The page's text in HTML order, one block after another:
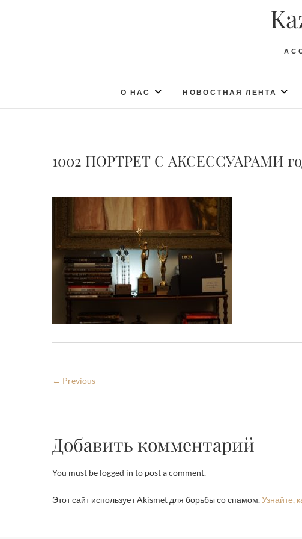
О НАС НОВОСТНАЯ ЛЕНТА
1002 ПОРТРЕТ С АКСЕССУАРАМИ
← Previous
Добавить комментарий
You must be logged in to post a comment.
Этот сайт использует Akismet для борьбы со спамом.Узнайте,